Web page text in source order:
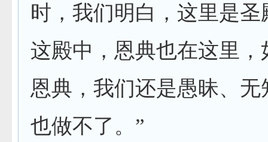
时，我们明白，这里是
这殿中，恩典也在这里
恩典，我们还是愚昧、
也做不了。”